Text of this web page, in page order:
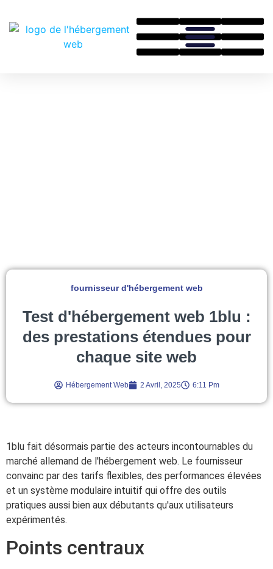
fournisseur d'hébergement web
Test d'hébergement web 1blu :
des prestations étendues pour
chaque site web
Hébergement Web 2 Avril, 2025 6:11 Pm
1blu fait désormais partie des acteurs incontournables du
marché allemand de l'hébergement web. Le fournisseur
convainc par des tarifs flexibles, des performances élevées
et un système modulaire intuitif qui offre des outils
pratiques aussi bien aux débutants qu'aux utilisateurs
expérimentés.
Points centraux